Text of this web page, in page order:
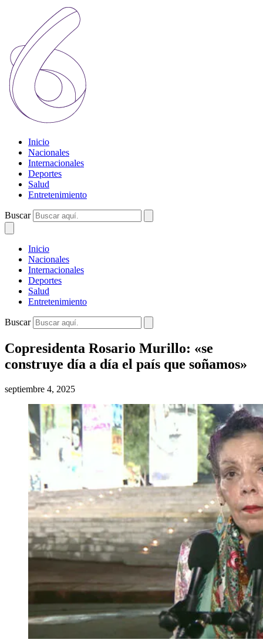
Inicio
Nacionales
Internacionales
Deportes
Salud
Entretenimiento
Buscar
Inicio
Nacionales
Internacionales
Deportes
Salud
Entretenimiento
Buscar
Copresidenta Rosario Murillo: «se
construye día a día el país que soñamos»
septiembre 4, 2025